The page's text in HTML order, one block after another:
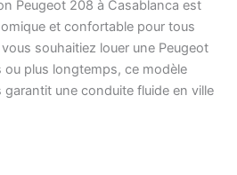
Peugeot 208 à Casablanca est
et confortable pour tous
souhaitiez louer une Peugeot
ou plus longtemps, ce modèle
une conduite fluide en ville